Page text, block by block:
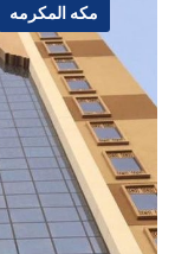
مكه المكرمه